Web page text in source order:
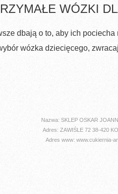
WÓZKI
dbają o to, aby ich pociecha
wózka dziecięcego,
Nazwa: SKLEP OSKAR
Adres: ZAWIŚLE 72 38-420
Adres www: www.cukiernia-